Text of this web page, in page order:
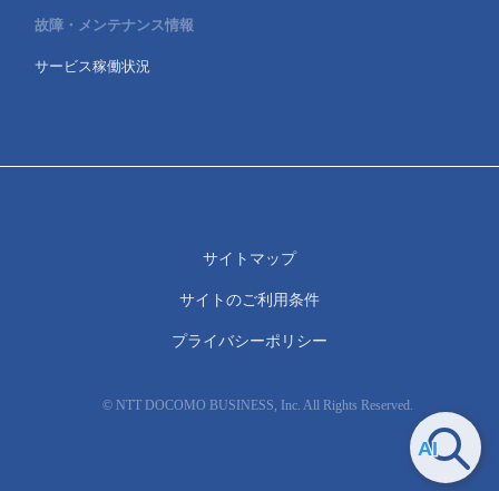
故障・メンテナンス情報
サービス稼働状況
© NTT DOCOMO BUSINESS, Inc. All Rights Reserved.
サイトマップ
サイトのご利用条件
プライバシーポリシー